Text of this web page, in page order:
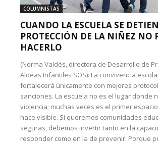
COLUMNISTAS
CUANDO LA ESCUELA SE
PROTECCIÓN DE LA NIÑEZ NO
HACERLO
(Norma Valdés, directora de Desarrollo de
Aldeas Infantiles SOS): La convivencia
fortalecerá únicamente con mejores
sanciones. La escuela no es el lugar donde
violencia; muchas veces es el primer
hace visible. Si queremos comunidades
seguras, debemos invertir tanto en la
responder como en la de prevenir. Porque